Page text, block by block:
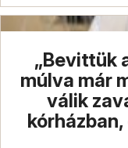
„Bevittük
múlva már
válik